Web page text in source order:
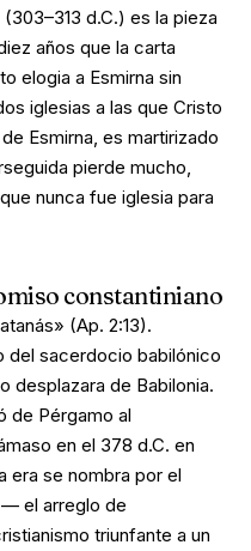
d.C.) es la pieza
años que la carta
elogia a Esmirna sin
iglesias a las que Cristo
Esmirna, es martirizado
pierde mucho,
nunca fue iglesia para
constantiniano
(Ap. 2:13).
del sacerdocio babilónico
desplazara de Babilonia.
de Pérgamo al
en el 378 d.C. en
era se nombra por el
el arreglo de
triunfante a un